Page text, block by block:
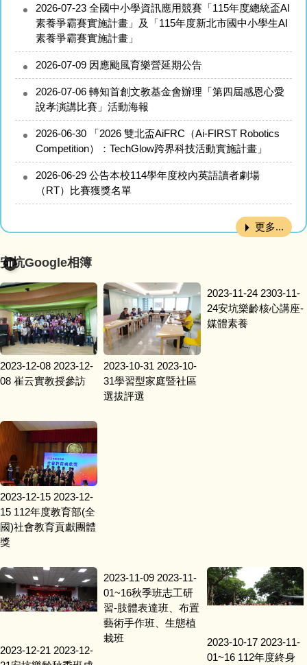
2026-07-23 全國中小學資訊應用競賽「115年度總統盃AI
素養爭霸賽實施計畫」及「115年度新北市國中小學生AI
素養爭霸賽實施計畫」
2026-07-09 因應颱風育樂營延期公告
2026-07-06 轉知首創文教基金會辦理「第四屆感恩心愛
說孝演講比賽」活動海報
2026-06-30
「2026 雙北盃AiFRC（Ai-FIRST Robotics
Competition）：TechGlow跨界科技活動實施計畫」
2026-06-29 公告本校114學年度校內英語讀者劇場
（RT）比賽獲獎名單
更多...
安坑Google相簿
2023-12-08 2023-12-
08 崔云實教授參訪
2023-10-31 2023-10-
31學習型家庭暨社區
選拔評選
2023-11-24 2303-11-
24安坑樂齡核心講座-
媒體素養
2023-12-15 2023-12-
15 112年度教育部(全
國)社會教育貢獻團體
獎
2023-12-21 2023-12-
2023-11-09 2023-11-
01~16秋季班志工研
習-肢體表達班、布置
藝術手作班、生態植
栽班
2023-10-17 2023-11-
01~16 112年度終身